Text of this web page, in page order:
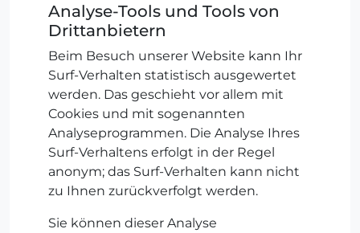
Analyse-Tools und Tools von
Drittanbietern
Beim Besuch unserer Website kann Ihr
Surf-Verhalten statistisch ausgewertet
werden. Das geschieht vor allem mit
Cookies und mit sogenannten
Analyseprogrammen. Die Analyse Ihres
Surf-Verhaltens erfolgt in der Regel
anonym; das Surf-Verhalten kann nicht
zu Ihnen zurückverfolgt werden.
Sie können dieser Analyse